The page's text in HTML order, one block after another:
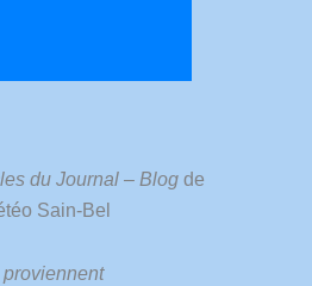
du Journal – Blog de
Sain-Bel